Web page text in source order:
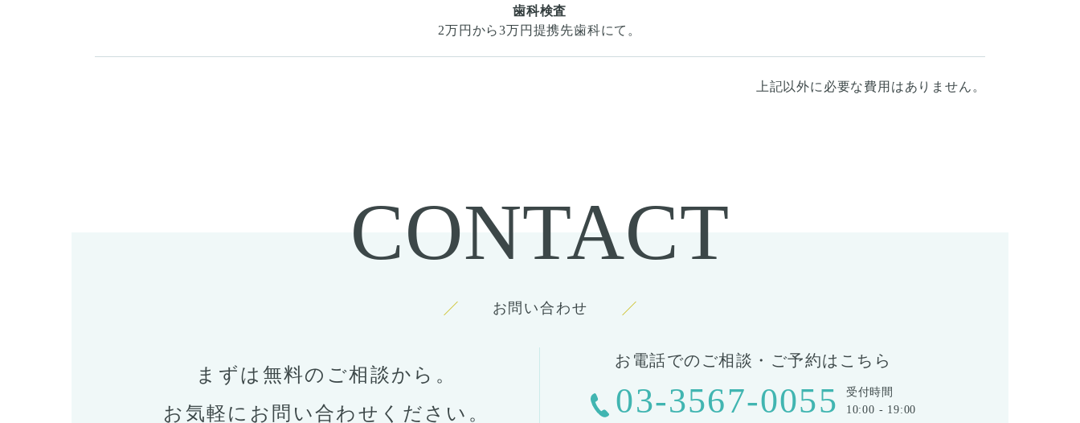
歯科検査
2万円から3万円提携先歯科にて。
上記以外に必要な費用はありません。
CONTACT
お問い合わせ
まずは無料のご相談から。
お気軽にお問い合わせください。
お電話でのご相談・ご予約はこちら
03-3567-0055
受付時間
10:00 - 19:00